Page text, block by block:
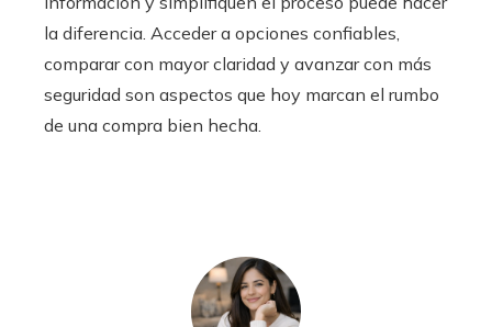
la diferencia. Acceder a opciones confiables,
comparar con mayor claridad y avanzar con más
seguridad son aspectos que hoy marcan el rumbo
de una compra bien hecha.